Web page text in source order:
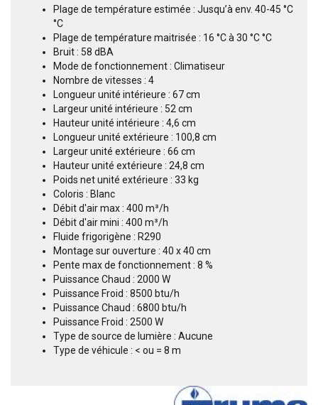
Plage de température estimée : Jusqu’à env. 40-45 °C
°C
Plage de température maitrisée : 16 °C à 30 °C °C
Bruit : 58 dBA
Mode de fonctionnement : Climatiseur
Nombre de vitesses : 4
Longueur unité intérieure : 67 cm
Largeur unité intérieure : 52 cm
Hauteur unité intérieure : 4,6 cm
Longueur unité extérieure : 100,8 cm
Largeur unité extérieure : 66 cm
Hauteur unité extérieure : 24,8 cm
Poids net unité extérieure : 33 kg
Coloris : Blanc
Débit d'air max : 400 m³/h
Débit d'air mini : 400 m³/h
Fluide frigorigène : R290
Montage sur ouverture : 40 x 40 cm
Pente max de fonctionnement : 8 %
Puissance Chaud : 2000 W
Puissance Froid : 8500 btu/h
Puissance Chaud : 6800 btu/h
Puissance Froid : 2500 W
Type de source de lumière : Aucune
Type de véhicule : < ou = 8 m